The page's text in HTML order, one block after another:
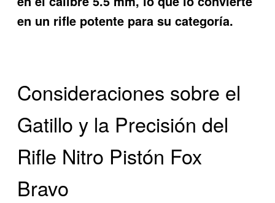
en un rifle potente para su categoría.
Consideraciones sobre el
Gatillo y la Precisión del
Rifle Nitro Pistón Fox
Bravo